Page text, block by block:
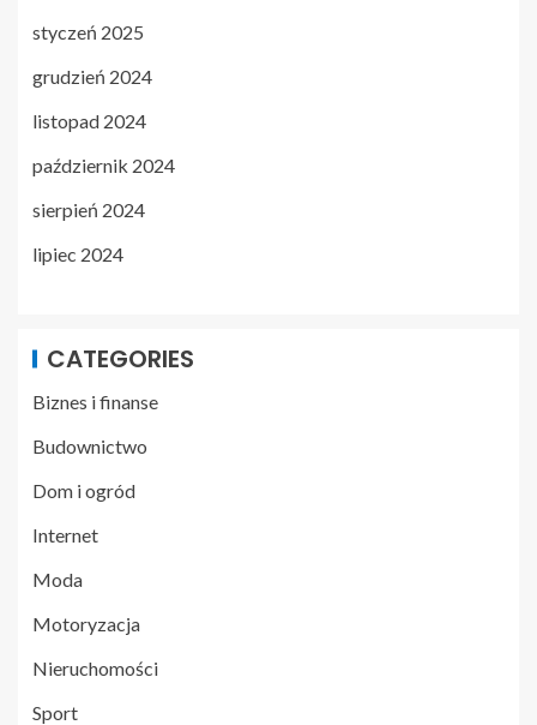
styczeń 2025
grudzień 2024
listopad 2024
październik 2024
sierpień 2024
lipiec 2024
CATEGORIES
Biznes i finanse
Budownictwo
Dom i ogród
Internet
Moda
Motoryzacja
Nieruchomości
Sport